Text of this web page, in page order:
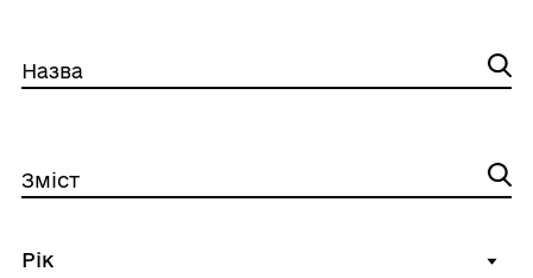
Назва
Зміст